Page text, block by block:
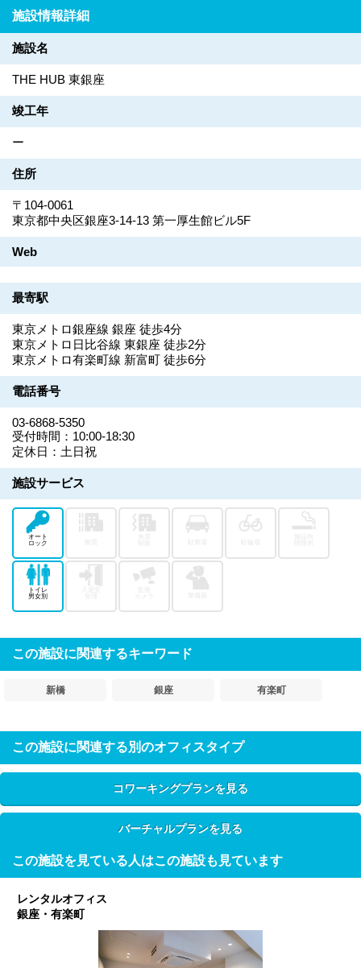
施設情報詳細
施設名
THE HUB 東銀座
竣工年
ー
住所
〒104-0061
東京都中央区銀座3-14-13 第一厚生館ビル5F
Web
最寄駅
東京メトロ銀座線 銀座 徒歩4分
東京メトロ日比谷線 東銀座 徒歩2分
東京メトロ有楽町線 新富町 徒歩6分
電話番号
03-6868-5350
受付時間：10:00-18:30
定休日：土日祝
施設サービス
オート
ロック
トイレ
男女別
カメラ
この施設に関連するキーワード
新橋 銀座 有楽町
この施設に関連する別のオフィスタイプ
コワーキングプランを見る
バーチャルプランを見る
この施設を見ている人はこの施設も見ています
レンタルオフィス
銀座・有楽町